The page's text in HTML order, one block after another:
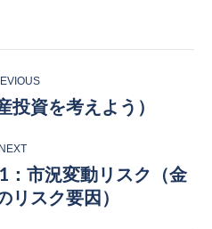
Previous
投資を考えよう）
NEXT
Next
post:
：市況変動リスク（金
リスク要因）